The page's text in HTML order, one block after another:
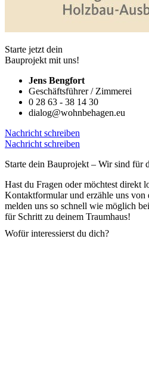
Starte jetzt dein
Bauprojekt mit uns!
Jens Bengfort
Geschäftsführer / Zimmerei
0 28 63 - 38 14 30
dialog@wohnbehagen.eu
Nachricht schreiben
Nachricht schreiben
Starte dein Bauprojekt – Wir sind für
Hast du Fragen oder möchtest direkt
Kontaktformular und erzähle uns von
melden uns so schnell wie möglich
für Schritt zu deinem Traumhaus!
Wofür interessierst du dich?